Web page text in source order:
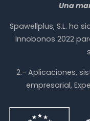
Una
Spawellplus, S.L. ha
Innobonos 2022
2.- Aplicaciones,
empresarial,